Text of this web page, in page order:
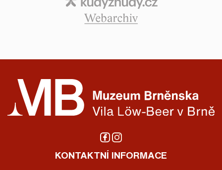
KONTAKTNÍ INFORMACE